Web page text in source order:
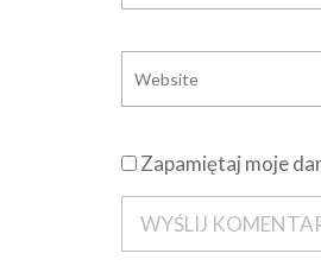
Zapamiętaj moje